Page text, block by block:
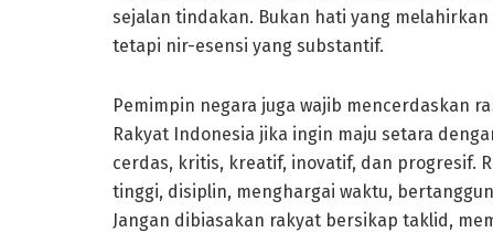
sejalan tindakan. Bukan hati yang
tetapi nir-esensi yang substantif.
Pemimpin negara juga wajib mencerdaskan
Rakyat Indonesia jika ingin maju setara
cerdas, kritis, kreatif, inovatif, dan progresif.
tinggi, disiplin, menghargai waktu,
Jangan dibiasakan rakyat bersikap taklid,